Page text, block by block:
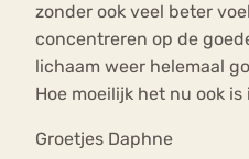
zonder ook veel beter
concentreren op de
lichaam weer helemaal
Hoe moeilijk het nu ook
Groetjes Daphne